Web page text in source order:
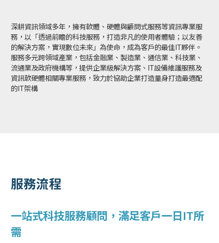
深耕資訊領域多年，擁有軟體、硬體與顧問式服務等資訊專業服
務，以「透過前瞻的科技服務，打造非凡的使用者體驗；以友善
的解決方案，實現數位未來」為使命，成為客戶的最佳IT夥伴。
服務多元跨領域產業，包括金融業、製造業、通信業、科技業、
流通業及政府機構等，提供企業級解決方案、IT設備維護服務及
資訊軟硬體相關專業服務，致力於協助企業打造量身打造最適配
的IT架構
服務流程
一站式科技服務顧問，滿足客戶一日IT所
需